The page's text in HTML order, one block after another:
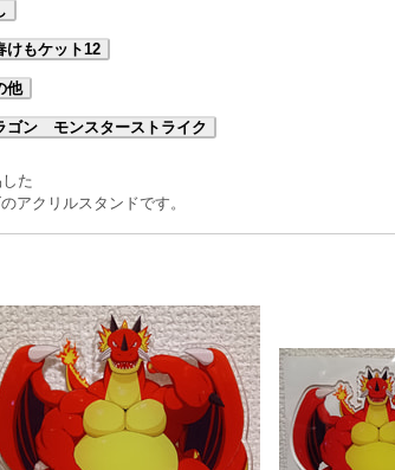
けもケット12
他
ゴン モンスターストライク
た
アクリルスタンドです。